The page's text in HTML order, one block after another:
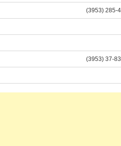
(3953) 285-
(3953) 37-